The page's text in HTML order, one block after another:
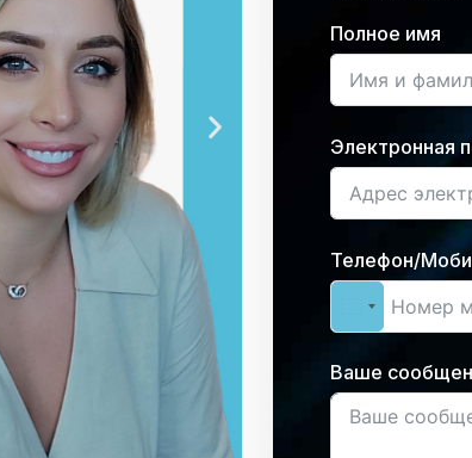
Полное имя
Электронная
Телефон/
Ваше